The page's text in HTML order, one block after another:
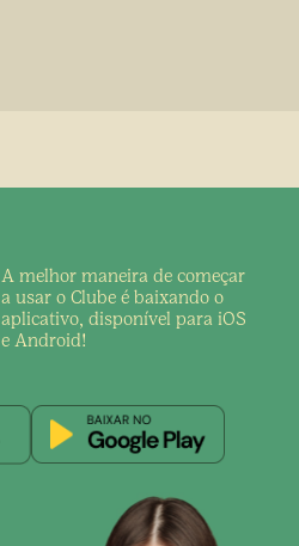
A melhor maneira de começar
a usar o Clube é baixando o
aplicativo, disponível para iOS
e Android!